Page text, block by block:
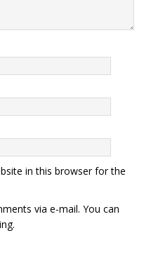
in this browser for the
via e-mail. You can